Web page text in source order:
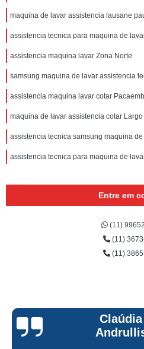
maquina de lavar assistencia lausane
assistencia tecnica para maquina de
assistencia maquina lavar Zona Norte
samsung maquina de lavar assistencia
assistencia maquina lavar cotar
maquina de lavar assistencia cotar Largo
assistencia tecnica samsung maquina
assistencia tecnica para maquina de
Entre em
(11)
(11)
(11)
Claúdia